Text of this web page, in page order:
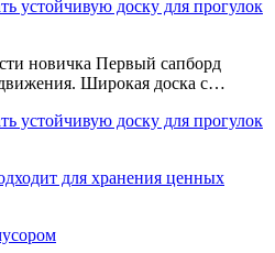
устойчивую доску для прогулок
новичка Первый сапборд
Широкая доска с…
устойчивую доску для прогулок
для хранения ценных